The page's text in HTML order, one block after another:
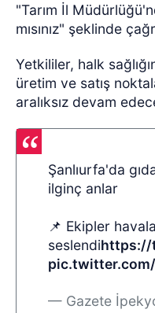
"Tarım İl
mısınız" şeklinde
Yetkililer, halk
üretim ve satış
aralıksız devam
Şanlıurfa'da
ilginç anlar
📌 Ekipler
seslendihttps://
— Gazete